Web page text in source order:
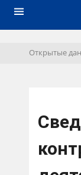
Открытые